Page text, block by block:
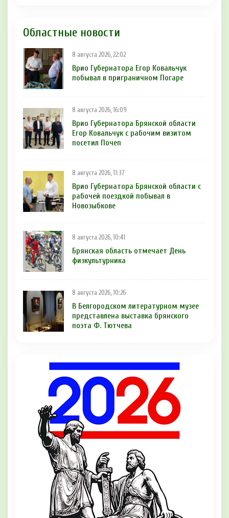
Областные новости
8 августа 2026, 22:02
Врио Губернатора Егор Ковальчук
побывал в приграничном Погаре
8 августа 2026, 16:09
Врио Губернатора Брянской области
Егор Ковальчук с рабочим визитом
посетил Почеп
8 августа 2026, 11:37
Врио Губернатора Брянской области с
рабочей поездкой побывал в
Новозыбкове
8 августа 2026, 10:41
Брянская область отмечает День
физкультурника
8 августа 2026, 10:26
В Белгородском литературном музее
представлена выставка брянского
поэта Ф. Тютчева